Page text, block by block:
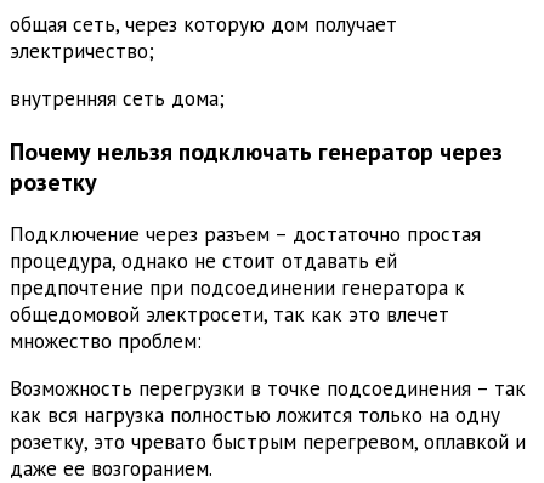
общая сеть, через которую дом получает
электричество;
внутренняя сеть дома;
Почему нельзя подключать генератор через
розетку
Подключение через разъем – достаточно простая
процедура, однако не стоит отдавать ей
предпочтение при подсоединении генератора к
общедомовой электросети, так как это влечет
множество проблем:
Возможность перегрузки в точке подсоединения – так
как вся нагрузка полностью ложится только на одну
розетку, это чревато быстрым перегревом, оплавкой и
даже ее возгоранием.